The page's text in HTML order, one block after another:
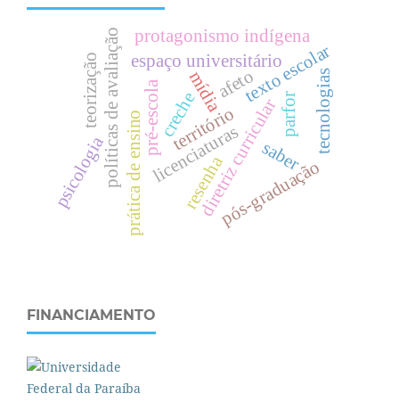
resenha
território
diretriz curricular
prática de ensino
texto escolar
políticas de avaliação espaço universitário
pós-graduação
protagonismo indígena
saber
mídia
licenciaturas
parfor
pré-escolacreche
psicologia
tecnologias
teorização afeto
FINANCIAMENTO